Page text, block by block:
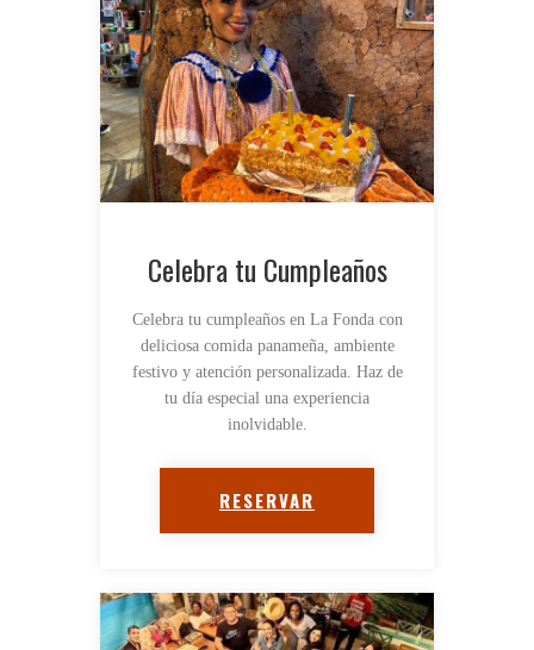
Celebra tu Cumpleaños
Celebra tu cumpleaños en La Fonda con
deliciosa comida panameña, ambiente
festivo y atención personalizada. Haz de
tu día especial una experiencia
inolvidable.
RESERVAR